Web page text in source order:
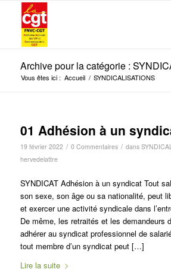
Archive pour la catégorie :
Vous êtes ici : Accueil / SYNDICALISATIONS
01 Adhésion à un
19 février 2022 / 0 Commentaires / dans
hervedelattre
SYNDICAT Adhésion à un syndicat Tout
son sexe, son âge ou sa nationalité, peut
et exercer une activité syndicale dans
De même, les retraités et les demandeurs
adhérer au syndicat professionnel de
tout membre d’un syndicat peut […]
Lire la suite